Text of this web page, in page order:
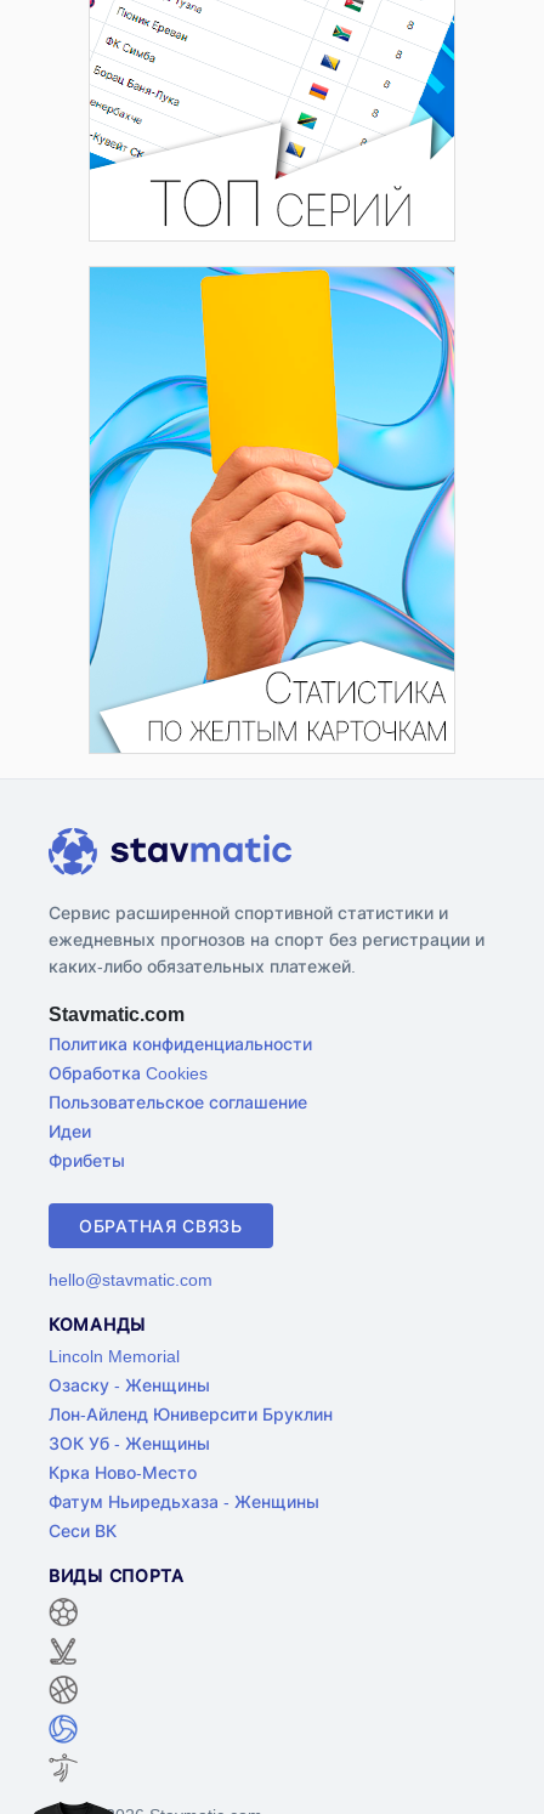
Сервис расширенной спортивной статистики и
ежедневных прогнозов на спорт без регистрации и
каких-либо обязательных платежей.
Stavmatic.com
Политика конфиденциальности
Обработка Cookies
Пользовательское соглашение
Идеи
Фрибеты
ОБРАТНАЯ СВЯЗЬ
hello@stavmatic.com
КОМАНДЫ
Lincoln Memorial
Озаску - Женщины
Лон-Айленд Юниверсити Бруклин
ЗОК Уб - Женщины
Крка Ново-Место
Фатум Ньиредьхаза - Женщины
Сеси ВК
ВИДЫ СПОРТА